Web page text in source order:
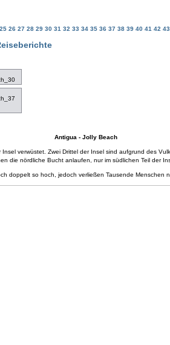
25 26 27 28 29 30 31 32 33 34 35 36 37 38 39 40 41 42 43
Antigua - Jolly Beach
verwüstet. Zwei Drittel der Insel sind aufgrund des
die nördliche Bucht anlaufen, nur im südlichen Teil der
doppelt so hoch, jedoch verließen Tausende